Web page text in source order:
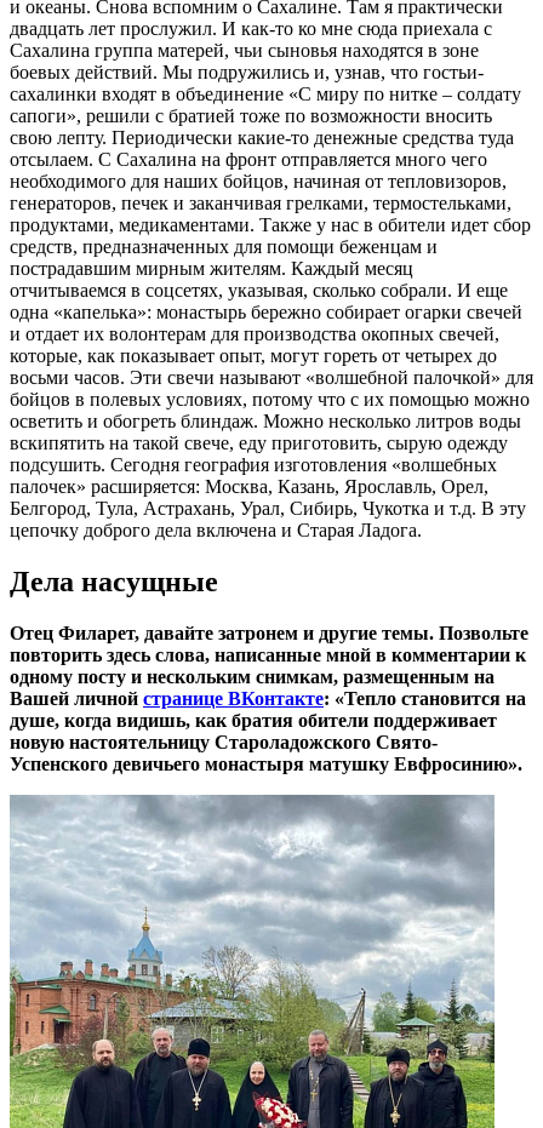
и океаны. Снова вспомним о Сахалине. Там я практически
двадцать лет прослужил. И как-то ко мне сюда приехала с
Сахалина группа матерей, чьи сыновья находятся в зоне
боевых действий. Мы подружились и, узнав, что гостьи-
сахалинки входят в объединение «С миру по нитке – солдату
сапоги», решили с братией тоже по возможности вносить
свою лепту. Периодически какие-то денежные средства туда
отсылаем. С Сахалина на фронт отправляется много чего
необходимого для наших бойцов, начиная от тепловизоров,
генераторов, печек и заканчивая грелками, термостельками,
продуктами, медикаментами. Также у нас в обители идет сбор
средств, предназначенных для помощи беженцам и
пострадавшим мирным жителям. Каждый месяц
отчитываемся в соцсетях, указывая, сколько собрали. И еще
одна «капелька»: монастырь бережно собирает огарки свечей
и отдает их волонтерам для производства окопных свечей,
которые, как показывает опыт, могут гореть от четырех до
восьми часов. Эти свечи называют «волшебной палочкой» для
бойцов в полевых условиях, потому что с их помощью можно
осветить и обогреть блиндаж. Можно несколько литров воды
вскипятить на такой свече, еду приготовить, сырую одежду
подсушить. Сегодня география изготовления «волшебных
палочек» расширяется: Москва, Казань, Ярославль, Орел,
Белгород, Тула, Астрахань, Урал, Сибирь, Чукотка и т.д. В эту
цепочку доброго дела включена и Старая Ладога.
Дела насущные
Отец Филарет, давайте затронем и другие темы. Позвольте
повторить здесь слова, написанные мной в комментарии к
одному посту и нескольким снимкам, размещенным на
Вашей личной странице ВКонтакте: «Тепло становится на
душе, когда видишь, как братия обители поддерживает
новую настоятельницу Староладожского Свято-
Успенского девичьего монастыря матушку Евфросинию».